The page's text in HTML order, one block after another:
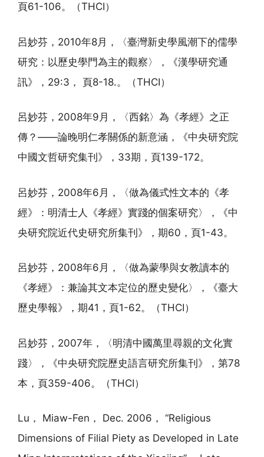
頁61-106。（THCI）
呂妙芬，2010年8月，〈臺灣新史學風潮下的儒學
研究：以歷史學門為主的觀察〉，《漢學研究通
訊》，29:3， 頁8-18.。（THCI）
呂妙芬，2008年9月，〈西銘〉為《孝經》之正
傳？——論晚明仁孝關係的新意涵，《中央研究院
中國文哲研究集刊》，33期，頁139-172。
呂妙芬，2008年6月，〈做為儀式性文本的《孝
經》：明清士人《孝經》實踐的個案研究〉，《中
央研究院近代史研究所集刊》，期60，頁1-43。
呂妙芬，2008年6月，〈做為蒙學與女教讀本的
《孝經》：兼論其文本定位的歷史變化〉，《臺大
歷史學報》，期41，頁1-62。（THCI）
呂妙芬，2007年，〈明清中國萬里尋親的文化實
踐〉，《中央研究院歷史語言研究所集刊》，第78
本，頁359-406。（THCI）
Lu， Miaw-Fen， Dec. 2006， “Religious
Dimensions of Filial Piety as Developed in Late